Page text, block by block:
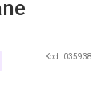
Kod : 035938